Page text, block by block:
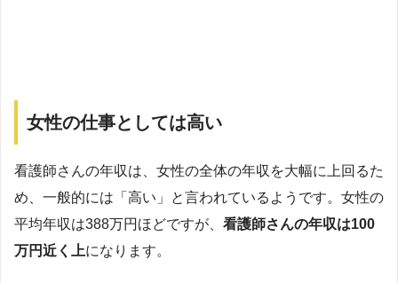
女性の仕事としては高い
看護師さんの年収は、女性の全体の年収を大幅に上回るた
め、一般的には「高い」と言われているようです。女性の
平均年収は388万円ほどですが、 看護師さんの年収は100
万円近く上になります。